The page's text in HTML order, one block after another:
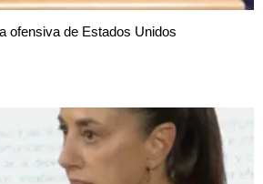
ofensiva de Estados Unidos